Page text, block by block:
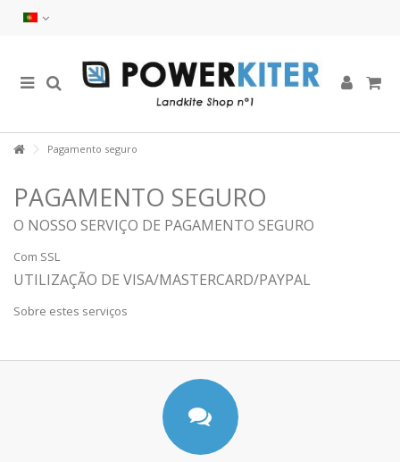
Pagamento seguro
PAGAMENTO SEGURO
O NOSSO SERVIÇO DE PAGAMENTO SEGURO
Com SSL
UTILIZAÇÃO DE VISA/MASTERCARD/PAYPAL
Sobre estes serviços